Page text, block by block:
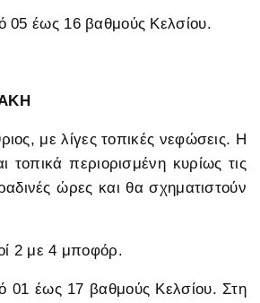
05 έως 16 βαθμούς Κελσίου.
με λίγες τοπικές νεφώσεις. Η
τοπικά περιορισμένη κυρίως τις
ώρες και θα σχηματιστούν
2 με 4 μποφόρ.
01 έως 17 βαθμούς Κελσίου. Στη